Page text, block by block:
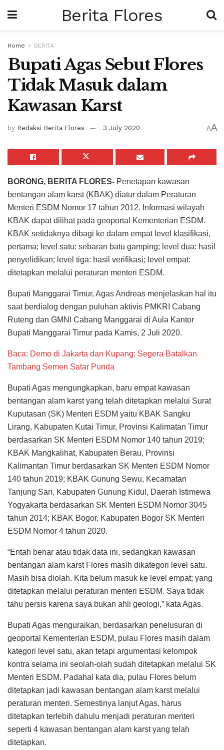
Berita Flores
Home BERITA
Bupati Agas Sebut Flores
Tidak Masuk dalam
Kawasan Karst
by Redaksi Berita Flores 3 July 2020 AA
BORONG, BERITA FLORES- Penetapan kawasan
bentangan alam karst (KBAK) diatur dalam Peraturan
Menteri ESDM Nomor 17 tahun 2012. Informasi wilayah
KBAK dapat dilihat pada geoportal Kementerian ESDM.
KBAK setidaknya dibagi ke dalam empat level klasifikasi,
pertama; level satu: sebaran batu gamping; level dua: hasil
penyelidikan; level tiga: hasil verifikasi; level empat:
ditetapkan melalui peraturan menteri ESDM.
Bupati Manggarai Timur, Agas Andreas menjelaskan hal itu
saat berdialog dengan puluhan aktivis PMKRI Cabang
Ruteng dan GMNI Cabang Manggarai di Aula Kantor
Bupati Manggarai Timur pada Kamis, 2 Juli 2020.
Baca: Demo di Jakarta dan Kupang: Segera Batalkan
Tambang Semen Satar Punda
Bupati Agas mengungkapkan, baru empat kawasan
bentangan alam karst yang telah ditetapkan melalui Surat
Kuputasan (SK) Menteri ESDM yaitu KBAK Sangku
Lirang, Kabupaten Kutai Timur, Provinsi Kalimatan Timur
berdasarkan SK Menteri ESDM Nomor 140 tahun 2019;
KBAK Mangkalihat, Kabupaten Berau, Provinsi
Kalimantan Timur berdasarkan SK Menteri ESDM Nomor
140 tahun 2019; KBAK Gunung Sewu, Kecamatan
Tanjung Sari, Kabupaten Gunung Kidul, Daerah Istimewa
Yogyakarta berdasarkan SK Menteri ESDM Nomor 3045
tahun 2014; KBAK Bogor, Kabupaten Bogor SK Menteri
ESDM Nomor 4 tahun 2020.
“Entah benar atau tidak data ini, sedangkan kawasan
bentangan alam karst Flores masih dikategori level satu.
Masih bisa diolah. Kita belum masuk ke level empat; yang
ditetapkan melalui peraturan menteri ESDM. Saya tidak
tahu persis karena saya bukan ahli geologi,” kata Agas.
Bupati Agas menguraikan, berdasarkan penelusuran di
geoportal Kementerian ESDM, pulau Flores masih dalam
kategori level satu, akan tetapi argumentasi kelompok
kontra selama ini seolah-olah sudah ditetapkan melalui SK
Menteri ESDM. Padahal kata dia, pulau Flores belum
ditetapkan jadi kawasan bentangan alam karst melalui
peraturan menteri. Semestinya lanjut Agas, harus
ditetapkan terlebih dahulu menjadi peraturan menteri
seperti 4 kawasan bentangan alam karst yang telah
ditetapkan.